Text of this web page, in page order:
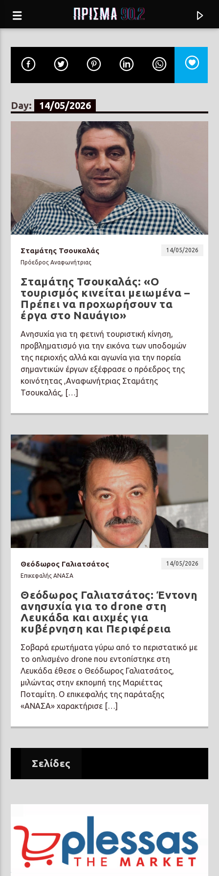
Current track
ΤΑ ΚΟΡΜΙΑ ΚΑΙ
ΕΛΕΥΘΕΡΙΑ ΑΡΒΑΝΙΤΑΚΗ & ΜΑΤΟΥΛΑ ΖΑΜΑΝΗ
Prisma Radio 90,2
Day: 14/05/2026
Σταμάτης Τσουκαλάς
14/05/2026
Πρόεδρος Αναφωνήτριας
Σταμάτης Τσουκαλάς: «Ο
τουρισμός κινείται μειωμένα –
Πρέπει να προχωρήσουν τα
έργα στο Ναυάγιο»
Ανησυχία για τη φετινή τουριστική κίνηση,
προβληματισμό για την εικόνα των υποδομών
της περιοχής αλλά και αγωνία για την πορεία
σημαντικών έργων εξέφρασε ο πρόεδρος της
κοινότητας ,Αναφωνήτριας Σταμάτης
Τσουκαλάς, […]
Θεόδωρος Γαλιατσάτος
14/05/2026
Επικεφαλής ΑΝΑΣΑ
Θεόδωρος Γαλιατσάτος: Έντονη
ανησυχία για το drone στη
Λευκάδα και αιχμές για
κυβέρνηση και Περιφέρεια
Σοβαρά ερωτήματα γύρω από το περιστατικό με
το οπλισμένο drone που εντοπίστηκε στη
Λευκάδα έθεσε ο Θεόδωρος Γαλιατσάτος,
μιλώντας στην εκπομπή της Μαριέττας
Ποταμίτη. Ο επικεφαλής της παράταξης
«ΑΝΑΣΑ» χαρακτήρισε […]
Σελίδες